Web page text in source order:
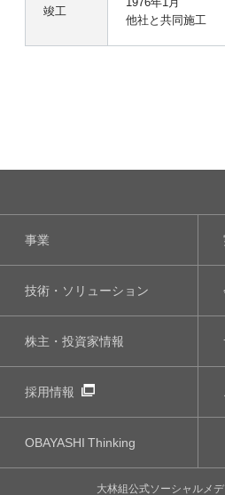
竣工
他社と共同施工
事業
技術・ソリューション
株主・投資家情報
採用情報
OBAYASHIThinking
大林組公式ソーシャルメ